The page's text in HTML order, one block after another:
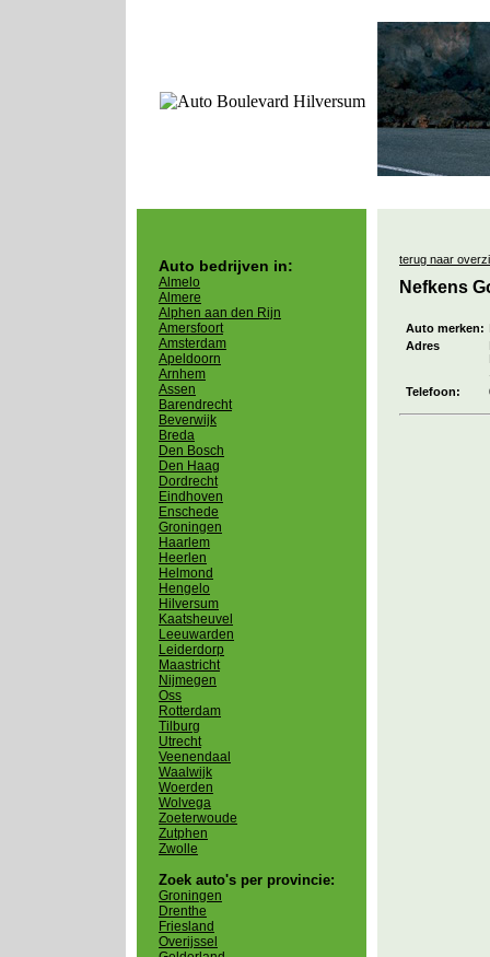
Auto bedrijven in:
Almelo
Almere
Alphen aan den Rijn
Amersfoort
Amsterdam
Apeldoorn
Arnhem
Assen
Barendrecht
Beverwijk
Breda
Den Bosch
Den Haag
Dordrecht
Eindhoven
Enschede
Groningen
Haarlem
Heerlen
Helmond
Hengelo
Hilversum
Kaatsheuvel
Leeuwarden
Leiderdorp
Maastricht
Nijmegen
Oss
Rotterdam
Tilburg
Utrecht
Veenendaal
Waalwijk
Woerden
Wolvega
Zoeterwoude
Zutphen
Zwolle
Zoek auto's per provincie:
Groningen
Drenthe
Friesland
Overijssel
terug naar
Nefkens
Auto merken:
Adres
Telefoon: